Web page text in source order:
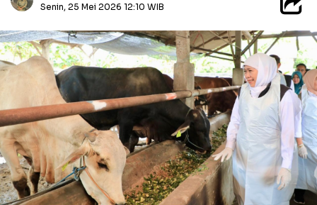
Senin, 25 Mei 2026 12:10 WIB